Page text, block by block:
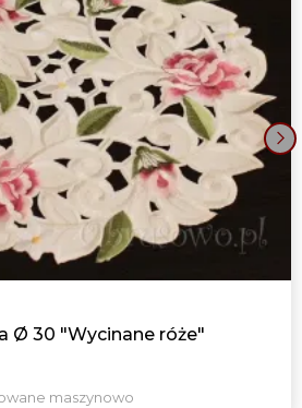
Ø 30 "Wycinane róże"
maszynowo